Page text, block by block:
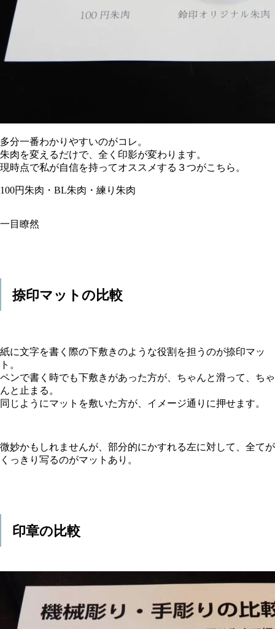
多分一番わかりやすいのがコレ。
朱肉を変えるだけで、全く印影が変わります。
現時点で私が自信を持ってオススメする３つがこちら。
100円朱肉・BL朱肉・練り朱肉
一目瞭然
捺印マットの比較
紙に文字を書く際の下敷きのような役割を担うのが捺印マッ
ト。
ペンで書く時でも下敷きがあった方が、ちゃんと滑って、ちゃ
んと止まる。
同じようにマットを敷いた方が、イメージ通りに押せます。
微妙かもしれませんが、部分的にかすれる左に対して、全てが
くっきり写るのがマットあり。
印章の比較